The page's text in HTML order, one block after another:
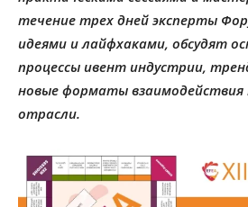
течение трех дней эксперты
идеями и лайфхаками, обсудят
процессы ивент индустрии,
новые форматы
отрасли.